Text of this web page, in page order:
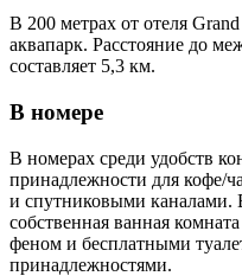
В 200 метрах от отеля
аквапарк. Расстояние до
составляет 5,3 км.
В номере
В номерах среди удобств
принадлежности для кофе/
и спутниковыми каналами.
собственная ванная
феном и бесплатными
принадлежностями.